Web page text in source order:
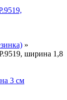
»
ширина 1,8
3 см